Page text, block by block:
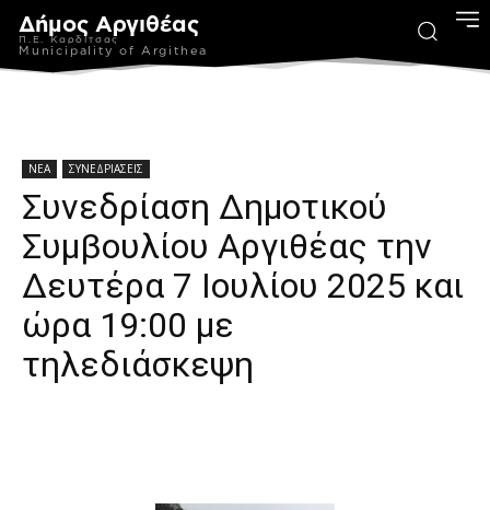
Δήμος Αργιθέας
Π.Ε. Καρδίτσας
Municipality of Argithea
ΝΕΑ ΣΥΝΕΔΡΙΑΣΕΙΣ
Συνεδρίαση Δημοτικού
Συμβουλίου Αργιθέας την
Δευτέρα 7 Ιουλίου 2025 και
ώρα 19:00 με
τηλεδιάσκεψη